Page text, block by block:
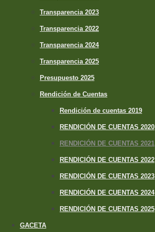
Transparencia 2023
Transparencia 2022
Transparencia 2024
Transparencia 2025
Presupuesto 2025
Rendición de Cuentas
Rendición de cuentas 2019
RENDICIÓN DE CUENTAS 2020
RENDICIÓN DE CUENTAS 2021
RENDICIÓN DE CUENTAS 2022
RENDICIÓN DE CUENTAS 2023
RENDICIÓN DE CUENTAS 2024
RENDICIÓN DE CUENTAS 2025
GACETA